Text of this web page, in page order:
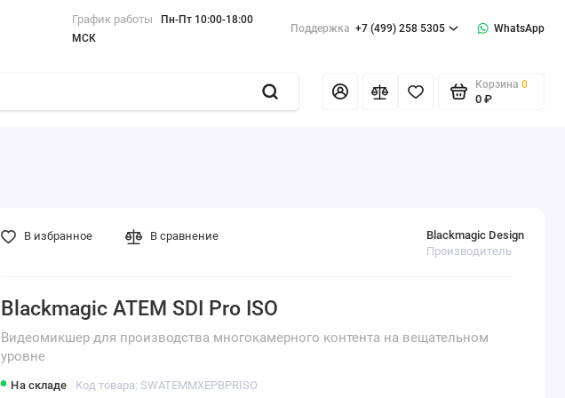
График работы
Пн-Пт 10:00-18:00
МСК
Поддержка +7 (499) 258 5305 WhatsApp
Корзина 0
0 ₽
Blackmagic ATEM SDI Pro ISO
Видеомикшер для производства многокамерного контента на вещательном
уровне
На складе Код товара: SWATEMMXEPBPRISO
Blackmagic Design
Производитель
В избранное В сравнение